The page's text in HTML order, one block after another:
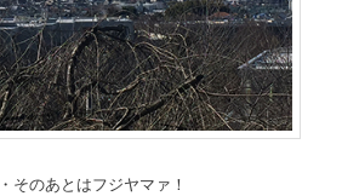
そのあとはフジヤマァ！